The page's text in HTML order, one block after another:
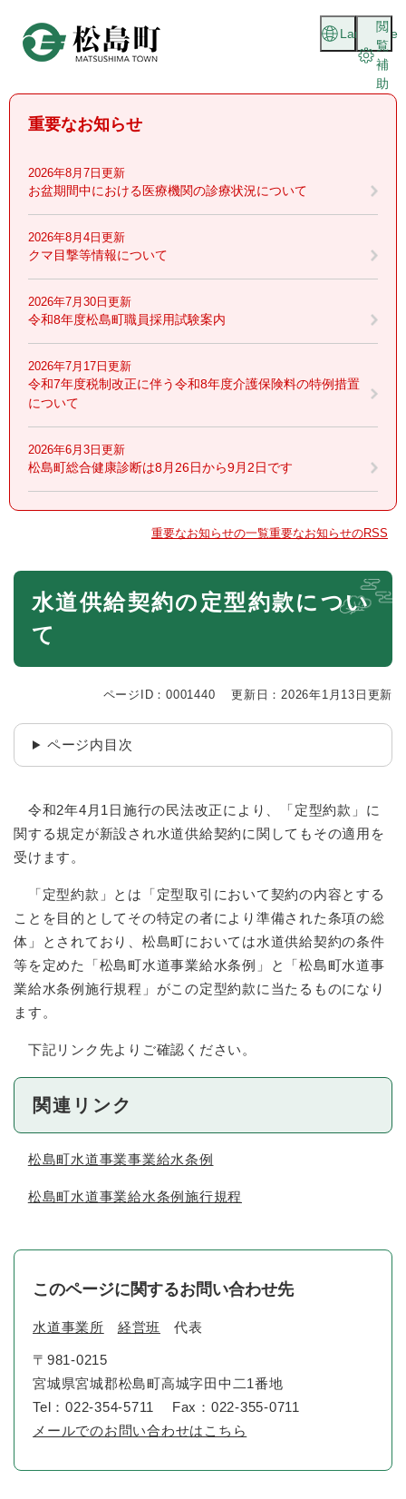
頭
閲
覧
補
助
Language
重要なお知らせ
2026年8月7日更新
お盆期間中における医療機関の診療状況について
2026年8月4日更新
クマ目撃等情報について
2026年7月30日更新
令和8年度松島町職員採用試験案内
2026年7月17日更新
令和7年度税制改正に伴う令和8年度介護保険料の特例措置
について
2026年6月3日更新
松島町総合健康診断は8月26日から9月2日です
重要なお知らせの一覧重要なお知らせのRSS
本
水道供給契約の定型約款につい
て
ページID：0001440 更新日：2026年1月13日更新
ページ内目次
令和2年4月1日施行の民法改正により、「定型約款」に
関する規定が新設され水道供給契約に関してもその適用を
受けます。
「定型約款」とは「定型取引において契約の内容とする
ことを目的としてその特定の者により準備された条項の総
体」とされており、松島町においては水道供給契約の条件
等を定めた「松島町水道事業給水条例」と「松島町水道事
業給水条例施行規程」がこの定型約款に当たるものになり
ます。
下記リンク先よりご確認ください。
関連リンク
松島町水道事業事業給水条例
松島町水道事業給水条例施行規程
このページに関するお問い合わせ先
水道事業所 経営班 代表
〒981-0215
宮城県宮城郡松島町高城字田中二1番地
Tel：022-354-5711
Fax：022-355-0711
メールでのお問い合わせはこちら